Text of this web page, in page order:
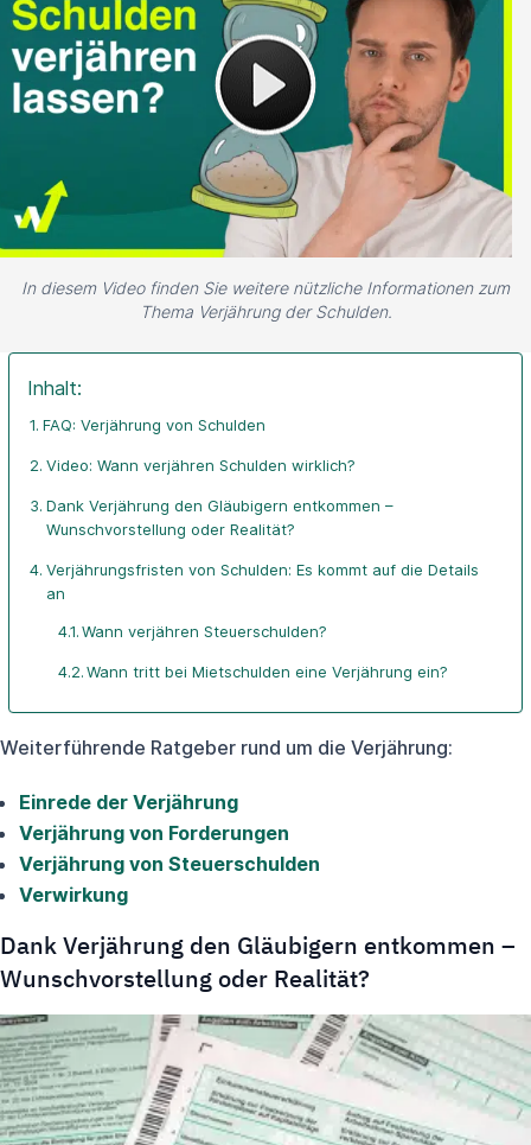
In diesem Video finden Sie weitere nützliche Informationen zum
Thema Verjährung der Schulden.
Inhalt:
FAQ: Verjährung von Schulden
Video: Wann verjähren Schulden wirklich?
Dank Verjährung den Gläubigern entkommen –
Wunschvorstellung oder Realität?
Verjährungsfristen von Schulden: Es kommt auf die Details
an
Wann verjähren Steuerschulden?
Wann tritt bei Mietschulden eine Verjährung ein?
Weiterführende Ratgeber rund um die Verjährung:
Einrede der Verjährung
Verjährung von Forderungen
Verjährung von Steuerschulden
Verwirkung
Dank Verjährung den Gläubigern entkommen –
Wunschvorstellung oder Realität?